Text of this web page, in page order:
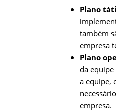
Plano
também
empresa
Plano
da
a equipe,
empresa.